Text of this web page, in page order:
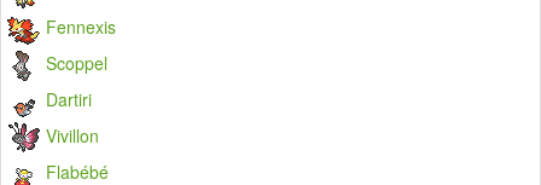
Fennexis
Scoppel
Dartiri
Vivillon
Flabébé